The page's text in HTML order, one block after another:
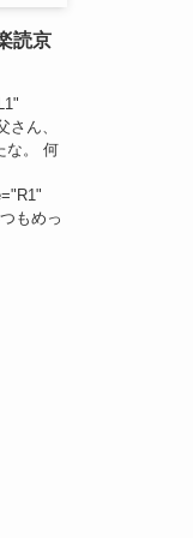
読京
ん、
な。 何
もめっ